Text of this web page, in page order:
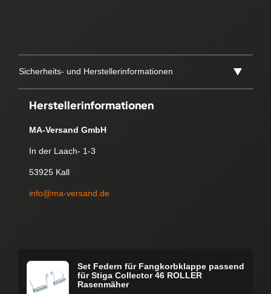
Sicherheits- und Herstellerinformationen
Herstellerinformationen
MA-Versand GmbH
In der Laach- 1-3
53925 Kall
info@ma-versand.de
Set Federn für Fangkorbklappe passend
für Stiga Collector 46 ROLLER
Rasenmäher